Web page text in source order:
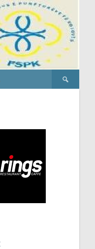
Search
for: